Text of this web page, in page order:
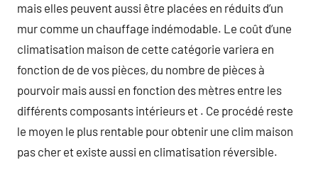
mais elles peuvent aussi être placées en réduits d’un
mur comme un chauffage indémodable. Le coût d’une
climatisation maison de cette catégorie variera en
fonction de de vos pièces, du nombre de pièces à
pourvoir mais aussi en fonction des mètres entre les
différents composants intérieurs et . Ce procédé reste
le moyen le plus rentable pour obtenir une clim maison
pas cher et existe aussi en climatisation réversible.